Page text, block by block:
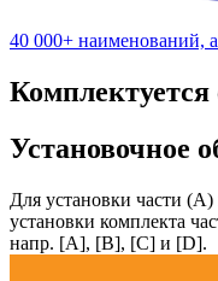
40 000+ наименований,
Установочное
Для установки части
установки комплекта
напр. [А], [B], [С] и [D].